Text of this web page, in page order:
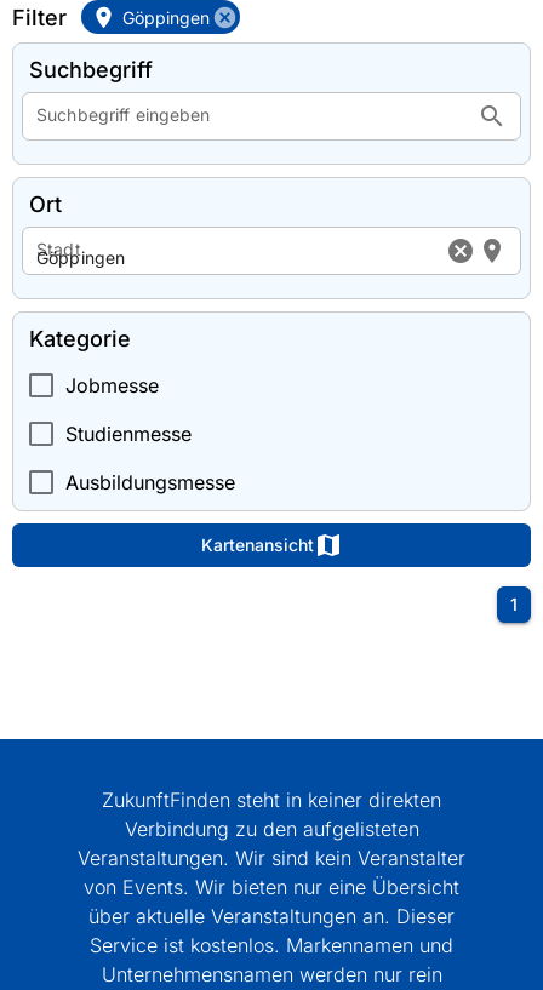
Filter location_on Göppingen cancel
Suchbegriff
Suchbegriff eingeben search
Ort
Stadt cancel location_on
Kategorie
Jobmesse
Studienmesse
Ausbildungsmesse
Kartenansichtmap
1
ZukunftFinden steht in keiner direkten
Verbindung zu den aufgelisteten
Veranstaltungen. Wir sind kein Veranstalter
von Events. Wir bieten nur eine Übersicht
über aktuelle Veranstaltungen an. Dieser
Service ist kostenlos. Markennamen und
Unternehmensnamen werden nur rein